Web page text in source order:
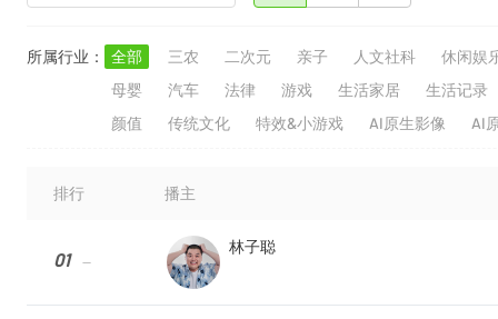
所属行业： 全部 三农 二次元 亲子 人文社科
休闲娱
母婴
汽车 法律 游戏 生活家居
生活记录
颜值
传统文化 特效&小游戏 AI原生影像 AI
排行 播主
01 --
林子聪